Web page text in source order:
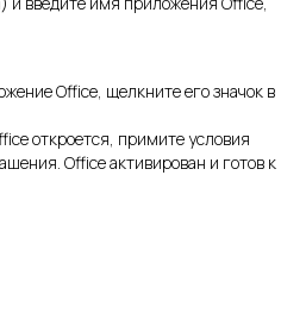
Office, щелкните его значок в
откроется, примите условия
Office активирован и готов к